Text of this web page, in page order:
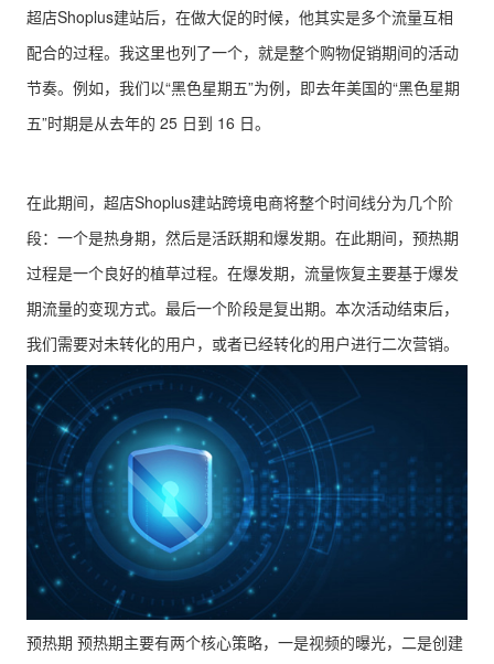
超店Shoplus建站后，在做大促的时候，他其实是多个流量互相
配合的过程。我这里也列了一个，就是整个购物促销期间的活动
节奏。例如，我们以“黑色星期五”为例，即去年美国的“黑色星期
五”时期是从去年的 25 日到 16 日。
在此期间，超店Shoplus建站跨境电商将整个时间线分为几个阶
段：一个是热身期，然后是活跃期和爆发期。在此期间，预热期
过程是一个良好的植草过程。在爆发期，流量恢复主要基于爆发
期流量的变现方式。最后一个阶段是复出期。本次活动结束后，
我们需要对未转化的用户，或者已经转化的用户进行二次营销。
预热期 预热期主要有两个核心策略，一是视频的曝光，二是创建